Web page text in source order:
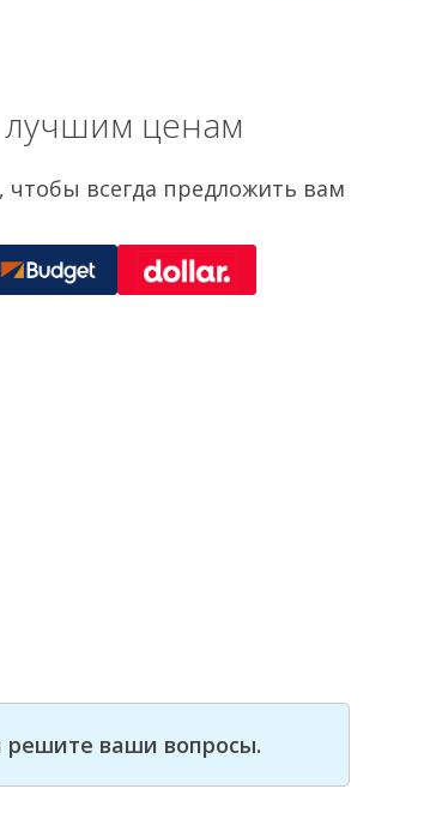
ценам
, чтобы всегда предложить вам
решите ваши вопросы.